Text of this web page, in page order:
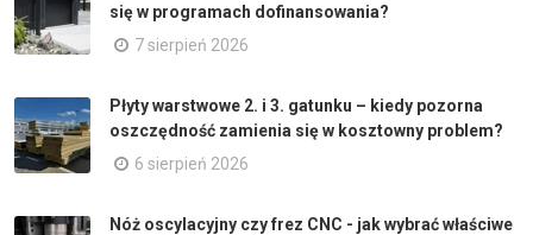
się w programach dofinansowania?
7 sierpień 2026
Płyty warstwowe 2. i 3. gatunku – kiedy pozorna
oszczędność zamienia się w kosztowny problem?
6 sierpień 2026
Nóż oscylacyjny czy frez CNC - jak wybrać właściwe